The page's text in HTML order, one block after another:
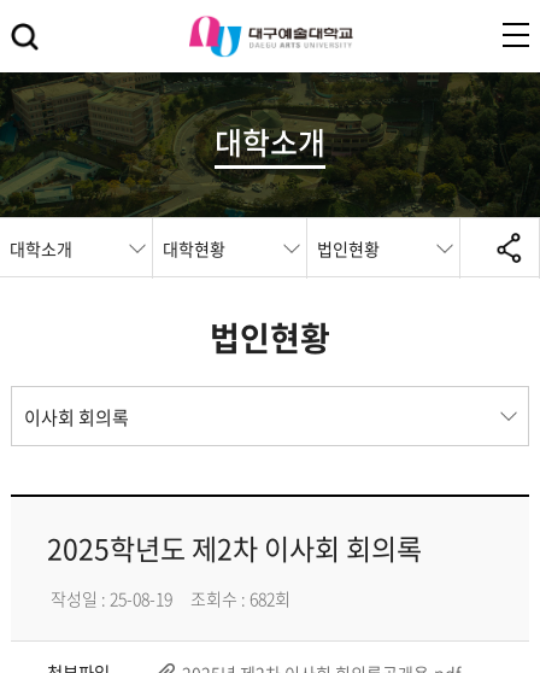
대학소개
대학소개 대학현황 법인현황
법인현황
이사회 회의록
2025학년도 제2차 이사회 회의록
작성일 : 25-08-19 조회수 : 682회